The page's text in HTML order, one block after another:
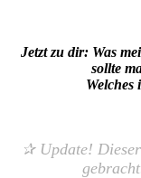
Jetzt zu dir: Was
sollte
✰ Update!